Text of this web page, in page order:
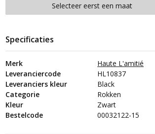
Plaats in winkelmand
Selecteer eerst een maat
Specificaties
Merk
Haute L'amitié
Leveranciercode
HL10837
Leveranciers kleur
Black
Categorie
Rokken
Kleur
Zwart
Bestelcode
00032122-15